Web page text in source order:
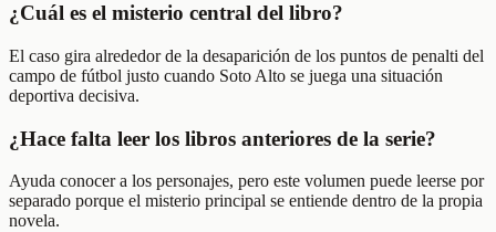
¿Cuál es el misterio central del libro?
El caso gira alrededor de la desaparición de los puntos de penalti del
campo de fútbol justo cuando Soto Alto se juega una situación
deportiva decisiva.
¿Hace falta leer los libros anteriores de la serie?
Ayuda conocer a los personajes, pero este volumen puede leerse por
separado porque el misterio principal se entiende dentro de la propia
novela.